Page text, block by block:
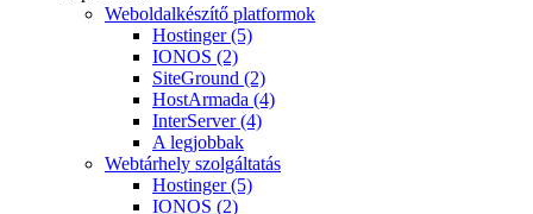
Weboldalkészítő platformok
Hostinger(5)
IONOS (2)
SiteGround (2)
HostArmada (4)
InterServer(4)
A legjobbak
Webtárhely szolgáltatás
Hostinger(5)
IONOS (2)